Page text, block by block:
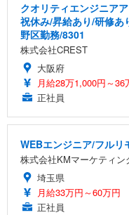
クオリティエンジニア
祝休み/昇給あり/研修あ
野区勤務/8301
株式会社CREST
大阪府
月給28万1,000円～36
正社員
WEBエンジニア/フル
株式会社KMマーケティン
埼玉県
月給33万円～60万円
正社員